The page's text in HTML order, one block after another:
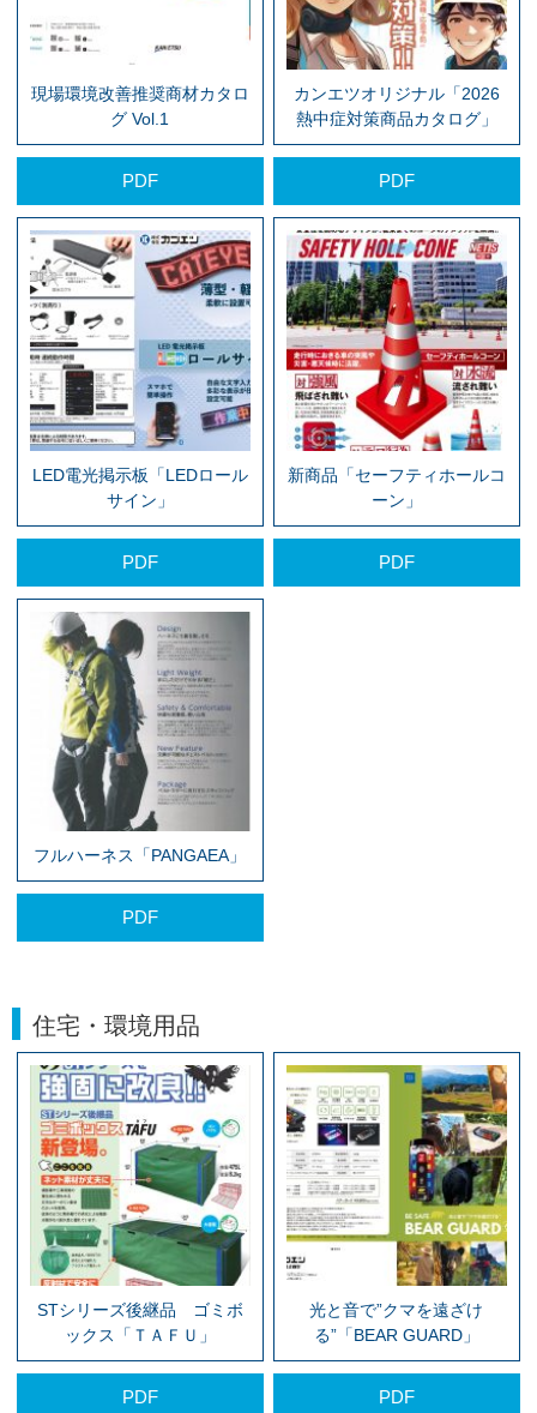
現場環境改善推奨商材カタロ
グ Vol.1
PDF
カンエツオリジナル「2026
熱中症対策商品カタログ」
PDF
LED電光掲示板「LEDロール
サイン」
PDF
新商品「セーフティホールコ
ーン」
PDF
フルハーネス「PANGAEA」
PDF
住宅・環境用品
STシリーズ後継品 ゴミボ
ックス「ＴＡＦＵ」
PDF
光と音で”クマを遠ざけ
る”「BEAR GUARD」
PDF